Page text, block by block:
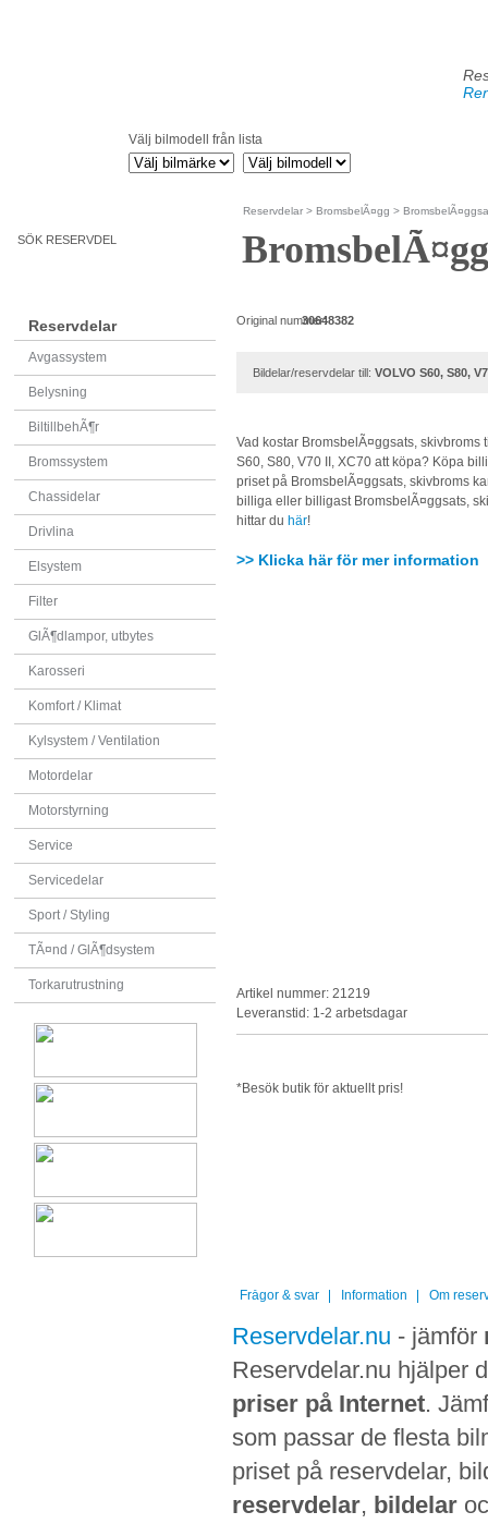
Välj bilmodell från lista
Reservdelar > BromsbelÃ¤gg >
SÖK RESERVDEL
Reservdelar
Avgassystem
Belysning
BiltillbehÃ¶r
Bromssystem
Chassidelar
Drivlina
Elsystem
Filter
GlÃ¶dlampor, utbytes
Karosseri
Komfort / Klimat
Kylsystem / Ventilation
Motordelar
Motorstyrning
Service
Servicedelar
Sport / Styling
TÃ¤nd / GlÃ¶dsystem
Torkarutrustning
Original nummer:30648382
Bildelar/reservdelar till: VOLVO S60, S80,
Vad kostar BromsbelÃ¤ggsats, skivbroms
S60, S80, V70 II, XC70 att köpa? Köpa
priset på BromsbelÃ¤ggsats, skivbroms
billiga eller billigast BromsbelÃ¤ggsats,
hittar du här!
>> Klicka här för mer information
Artikel nummer: 21219
Leveranstid: 1-2 arbetsdagar
*Besök butik för aktuellt pris!
Frågor & svar Information Om
Reservdelar.nu - jämför
Reservdelar.nu hjälper
priser på Internet.
som passar de flesta
priset på reservdelar,
reservdelar, bildelar